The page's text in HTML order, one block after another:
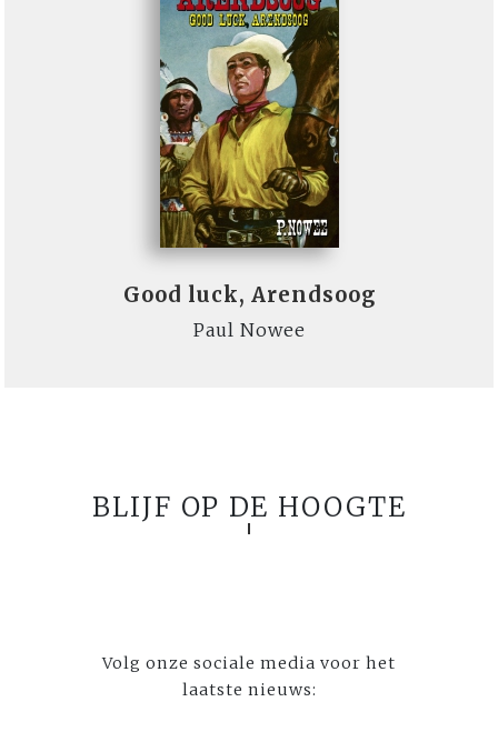
Good luck, Arendsoog
Paul Nowee
BLIJF OP DE HOOGTE
Volg onze sociale media voor het
laatste nieuws: